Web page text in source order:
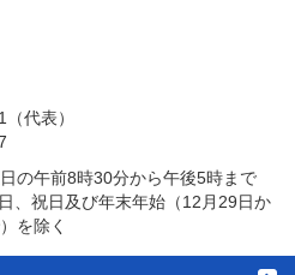
代表）
の午前8時30分から午後5時まで
、祝日及び年末年始（12月29日か
を除く